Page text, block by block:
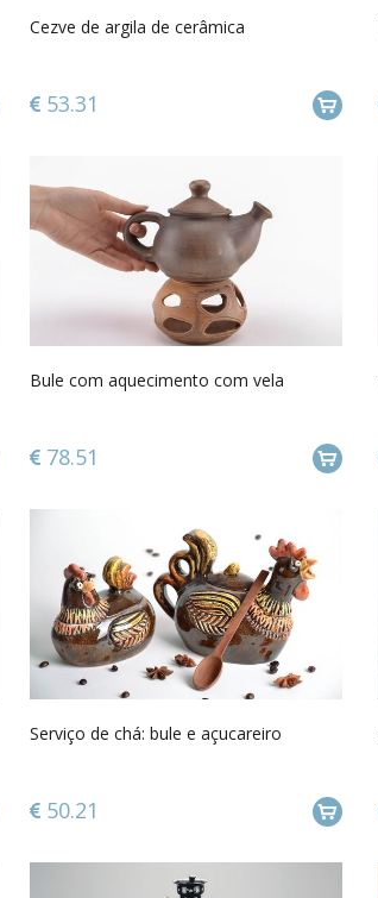
Cezve de argila de cerâmica
53.31
Bule com aquecimento com vela
78.51
Serviço de chá: bule e açucareiro
50.21